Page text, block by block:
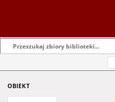
OBIEKT